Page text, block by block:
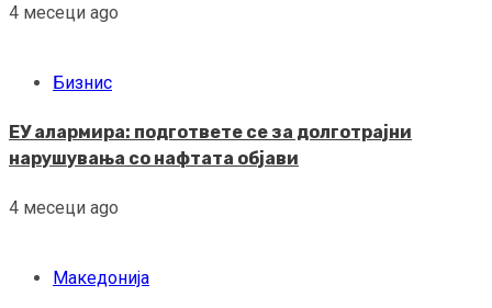
4 месеци ago
Бизнис
ЕУ алармира: подгответе се за долготрајни
нарушувања со нафтата објави
4 месеци ago
Македонија